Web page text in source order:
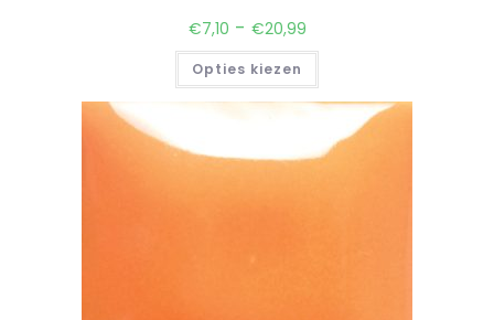
€7,10 - €20,99
Opties kiezen